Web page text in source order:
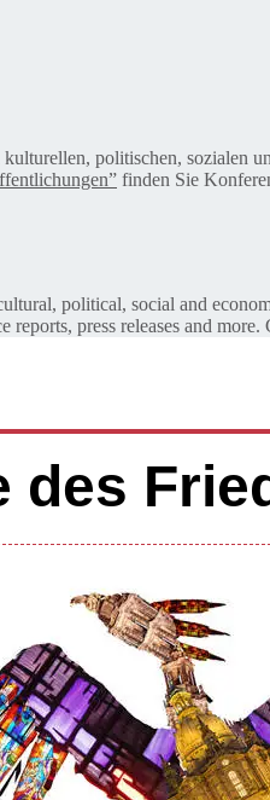
politischen, sozialen
finden Sie
political, social and
reports, press releases and more.
des